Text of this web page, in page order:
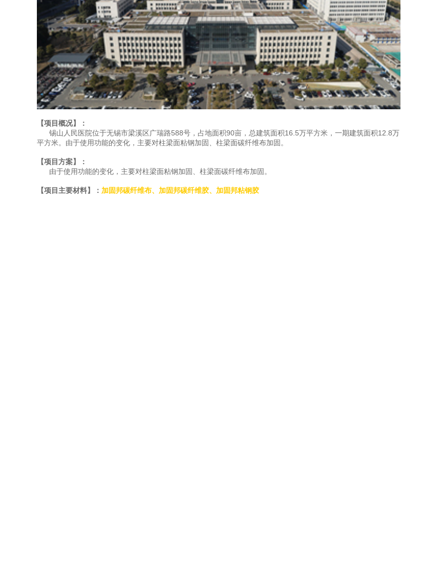
【项目概况】：
锡山人民医院位于无锡市梁溪区广瑞路588号，占地面积90亩，总建筑面积16.5万平方米，一期建筑面积12.8万
平方米。由于使用功能的变化，主要对柱梁面粘钢加固、柱梁面碳纤维布加固。
【项目方案】：
由于使用功能的变化，主要对柱梁面粘钢加固、柱梁面碳纤维布加固。
【项目主要材料】： 加固邦碳纤维布、 加固邦碳纤维胶、 加固邦粘钢胶